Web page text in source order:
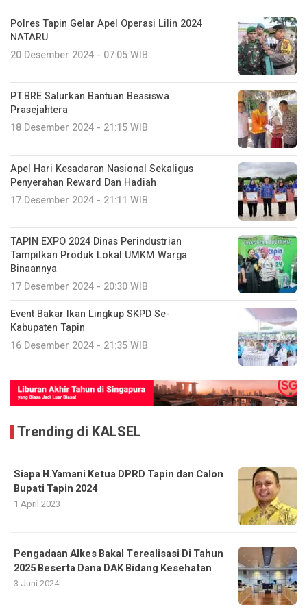
Polres Tapin Gelar Apel Operasi Lilin 2024
NATARU
20 Desember 2024 - 07:05 WIB
PT.BRE Salurkan Bantuan Beasiswa
Prasejahtera
18 Desember 2024 - 21:15 WIB
Apel Hari Kesadaran Nasional Sekaligus
Penyerahan Reward Dan Hadiah
17 Desember 2024 - 21:11 WIB
TAPIN EXPO 2024 Dinas Perindustrian
Tampilkan Produk Lokal UMKM Warga
Binaannya
17 Desember 2024 - 20:30 WIB
Event Bakar Ikan Lingkup SKPD Se-
Kabupaten Tapin
16 Desember 2024 - 21:35 WIB
Trending di KALSEL
Siapa H.Yamani Ketua DPRD Tapin dan Calon
Bupati Tapin 2024
1 April 2023
Pengadaan Alkes Bakal Terealisasi Di Tahun
2025 Beserta Dana DAK Bidang Kesehatan
3 Juni 2024